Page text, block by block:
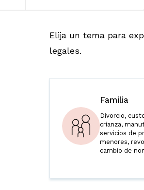
Elija un tema para
legales.
Familia
Divorcio,
crianza,
servicios de
menores,
cambio de